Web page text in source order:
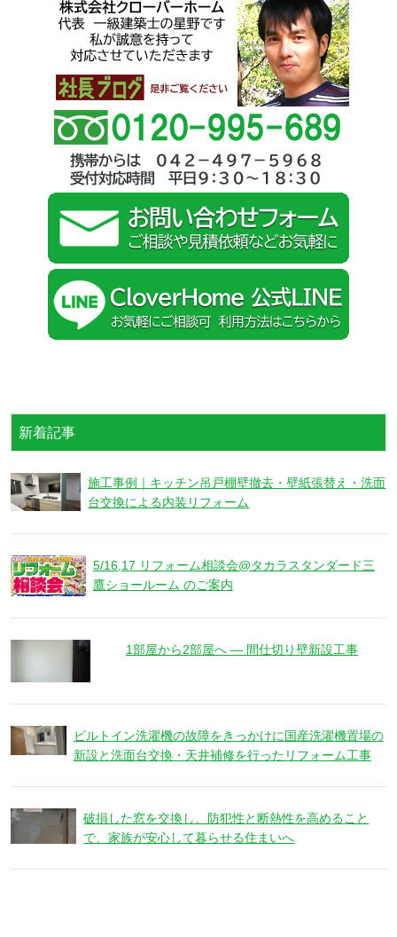
新着記事
施工事例｜キッチン吊戸棚壁撤去・壁紙張替え・洗面
台交換による内装リフォーム
5/16,17 リフォーム相談会@タカラスタンダード三
鷹ショールーム のご案内
1部屋から2部屋へ ― 間仕切り壁新設工事
ビルトイン洗濯機の故障をきっかけに国産洗濯機置場の
新設と洗面台交換・天井補修を行ったリフォーム工事
破損した窓を交換し、防犯性と断熱性を高めること
で、家族が安心して暮らせる住まいへ